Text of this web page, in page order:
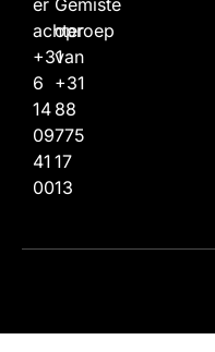
achter
+31
6
14
09
41
00
oproep
van
+31
88
775
17
13